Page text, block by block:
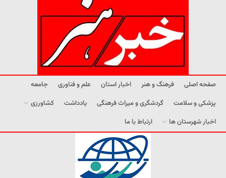
صفحه اصلی فرهنگ و هنر اخبار استان علم و فناوری
جامعه
پزشکی و سلامت
گردشگری و میراث فرهنگی یادداشت
کشاورزی
اخبار شهرستان ها
ارتباط با ما